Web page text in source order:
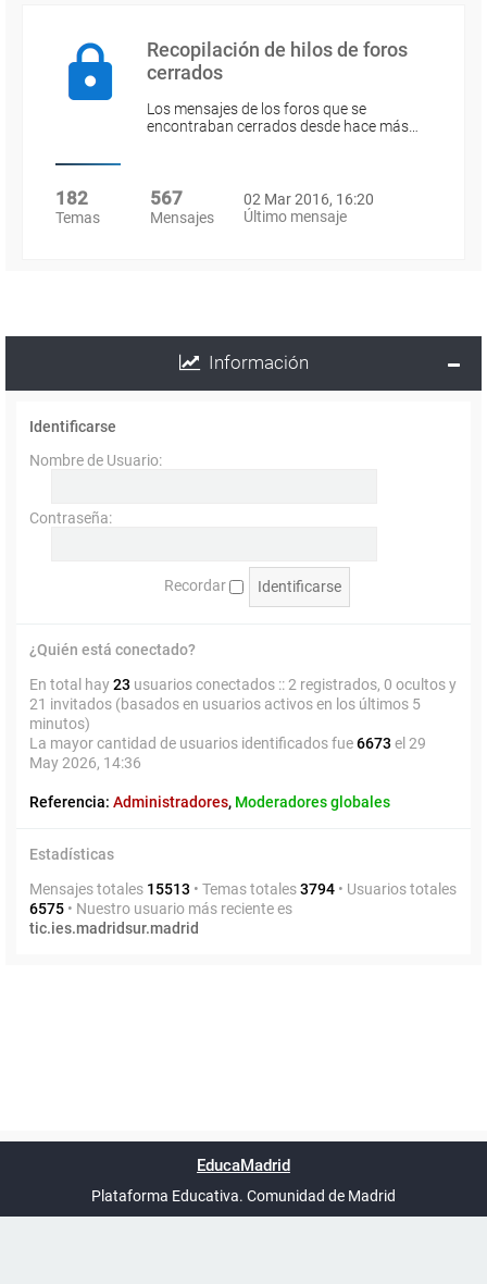
Recopilación de hilos de foros
cerrados
Los mensajes de los foros que se
encontraban cerrados desde hace más…
182
Temas
567
Mensajes
02 Mar 2016, 16:20
Último mensaje
Información
Identificarse
Nombre de Usuario:
Contraseña:
Recordar
¿Quién está conectado?
En total hay23 usuarios conectados :: 2 registrados, 0 ocultos y
21 invitados (basados en usuarios activos en los últimos 5
minutos)
La mayor cantidad de usuarios identificados fue6673 el 29
May 2026, 14:36
Referencia: Administradores, Moderadores globales
Estadísticas
Mensajes totales 15513 • Temas totales3794 • Usuarios totales
6575 • Nuestro usuario más reciente es
tic.ies.madridsur.madrid
UTC+02:00
phpBB España
EducaMadrid
Plataforma Educativa. Comunidad de Madrid